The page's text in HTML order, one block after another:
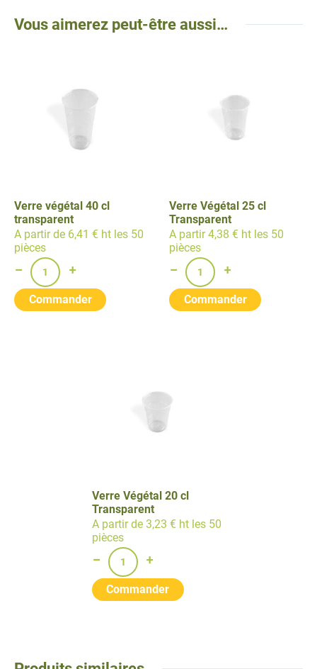
Vous aimerez peut-être aussi…
Verre végétal 40 cl
transparent
A partir de 6,41 € ht les 50
pièces
Verre Végétal 25 cl
Transparent
A partir 4,38 € ht les 50
pièces
Verre Végétal 20 cl
Transparent
A partir de 3,23 € ht les 50
pièces